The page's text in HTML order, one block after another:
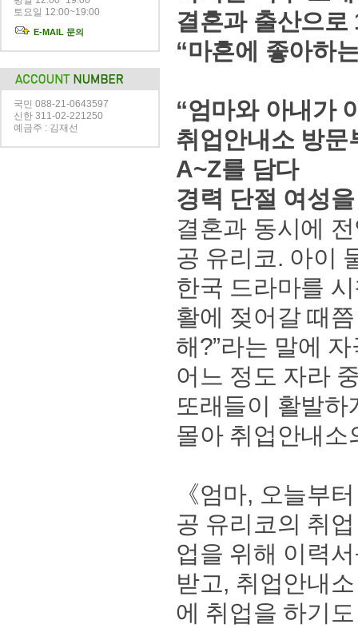
토요일 12:00~19:00
E-MAIL 문의
국민 088-21-0643597
신한 311-02-221250
예금주 : 김재선
결혼과 출산으로
“마흔에 좋아하
“엄마와 아내가
취업안내소 방문
A~Z를 담다
경력 단절 여성
결혼과 동시에
공 유리코. 아이
한국 드라마를
활에 젖어갈 때
해?”라는 말에
어느 정도 자라
또래들이 활발
몰아 취업안내소
《엄마, 오늘부
공 유리코의 취
업을 위해 이력
받고, 취업안내
에 취업을 하기